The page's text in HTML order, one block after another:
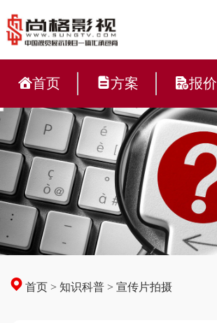
首页 方案 报价
首页 >知识科普 >宣传片拍摄